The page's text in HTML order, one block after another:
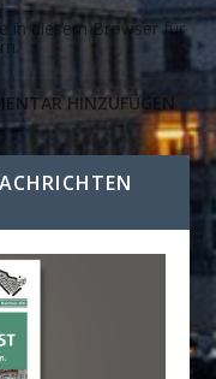
in diesem Browser für
A